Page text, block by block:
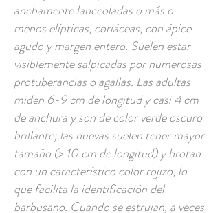
anchamente lanceoladas o más o
menos elípticas, coriáceas, con ápice
agudo y margen entero. Suelen estar
visiblemente salpicadas por numerosas
protuberancias o agallas. Las adultas
miden 6-9 cm de longitud y casi 4 cm
de anchura y son de color verde oscuro
brillante; las nuevas suelen tener mayor
tamaño (> 10 cm de longitud) y brotan
con un característico color rojizo, lo
que facilita la identificación del
barbusano. Cuando se estrujan, a veces